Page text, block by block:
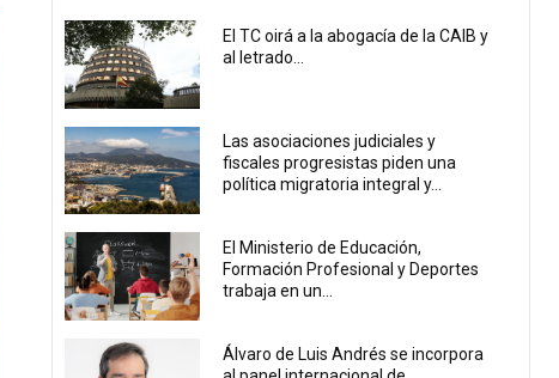
El TC oirá a la abogacía de la CAIB y
al letrado...
Las asociaciones judiciales y
fiscales progresistas piden una
política migratoria integral y...
El Ministerio de Educación,
Formación Profesional y Deportes
trabaja en un...
Álvaro de Luis Andrés se incorpora